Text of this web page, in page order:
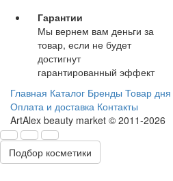
Гарантии
Мы вернем вам деньги за
товар, если не будет
достигнут
гарантированный эффект
Главная Каталог Бренды Товар дня
Оплата и доставка Контакты
ArtAlex beauty market © 2011-2026
Подбор косметики